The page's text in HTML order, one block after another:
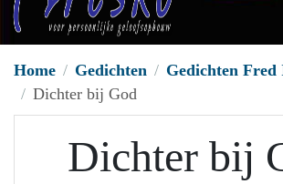
Home Gedichten
Gedichten Fred
Dichter bij God
Dichter bij